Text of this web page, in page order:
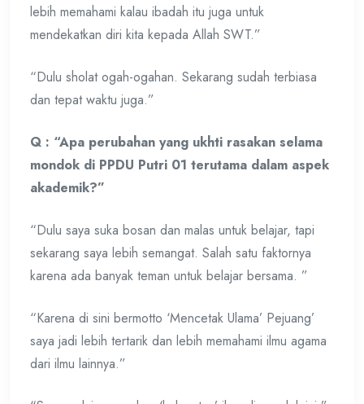
lebih memahami kalau ibadah itu juga untuk
mendekatkan diri kita kepada Allah SWT.”
“Dulu sholat ogah-ogahan. Sekarang sudah terbiasa
dan tepat waktu juga.”
Q : “Apa perubahan yang ukhti rasakan selama
mondok di PPDU Putri 01 terutama dalam aspek
akademik?”
“Dulu saya suka bosan dan malas untuk belajar, tapi
sekarang saya lebih semangat. Salah satu faktornya
karena ada banyak teman untuk belajar bersama. ”
“Karena di sini bermotto ‘Mencetak Ulama’ Pejuang’
saya jadi lebih tertarik dan lebih memahami ilmu agama
dari ilmu lainnya.”